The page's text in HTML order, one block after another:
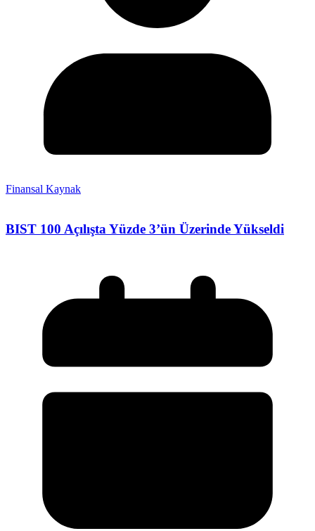
Finansal Kaynak
BIST 100 Açılışta Yüzde 3’ün Üzerinde Yükseldi